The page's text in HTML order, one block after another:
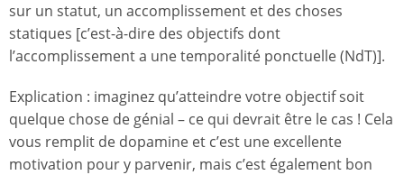
sur un statut, un accomplissement et des choses
statiques [c’est-à-dire des objectifs dont
l’accomplissement a une temporalité ponctuelle (NdT)].
Explication : imaginez qu’atteindre votre objectif soit
quelque chose de génial – ce qui devrait être le cas ! Cela
vous remplit de dopamine et c’est une excellente
motivation pour y parvenir, mais c’est également bon